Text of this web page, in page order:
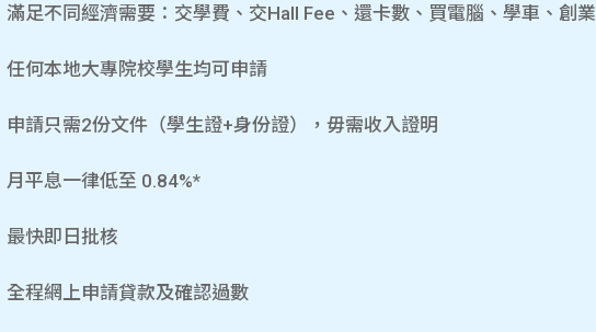
滿足不同經濟需要：交學費、交Hall Fee、還卡數、買電腦、學車、創業
任何本地大專院校學生均可申請
申請只需2份文件（學生證+身份證），毋需收入證明
月平息一律低至 0.84%*
最快即日批核
全程網上申請貸款及確認過數